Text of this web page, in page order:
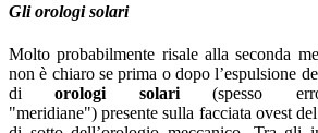
Gli orologi solari
Molto probabilmente risale alla seconda
non è chiaro se prima o dopo l’espulsione
di orologi solari(spesso
"meridiane") presente sulla facciata ovest